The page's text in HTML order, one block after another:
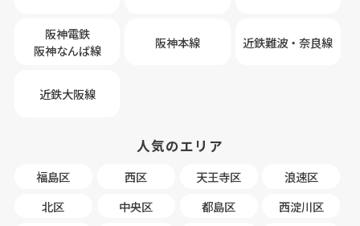
阪神電鉄
阪神なんば線
阪神本線 近鉄難波・奈良線
近鉄大阪線
人気のエリア
福島区 西区 天王寺区
浪速区
北区
中央区 都島区
西淀川区